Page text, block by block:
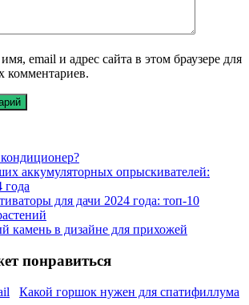
email и адрес сайта в этом браузере для
комментариев.
аккумуляторных опрыскивателей:
года
для дачи 2024 года: топ-10
камень в дизайне для прихожей
понравиться
Какой горшок нужен для спатифиллума